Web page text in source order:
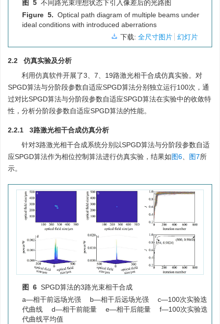
图 5 不同路光束理想状态下引入像差后的光路图
Figure 5. Optical path diagram of multiple beams under
ideal conditions with introduced aberrations
下载: 全尺寸图片 幻灯片
2.2 仿真实验及分析
利用仿真软件开展了3、7、19路激光相干合成仿真实验。对
SPGD算法与分阶段参数自适应SPGD算法分别独立运行100次，通
过对比SPGD算法与分阶段参数自适应SPGD算法在实验中的收敛特
性，分析分阶段参数自适应SPGD算法的性能。
2.2.1 3路激光相干合成仿真分析
针对3路激光相干合成系统分别以SPGD算法与分阶段参数自适
应SPGD算法作为相位控制算法进行仿真实验，结果如图6 图7所
示。
图 6 SPGD算法的3路光束相干合成
a—相干前远场光强 b—相干后远场光强 c—100次实验迭
代曲线 d—相干前能量 e—相干后能量 f—100次实验迭
代曲线平均值